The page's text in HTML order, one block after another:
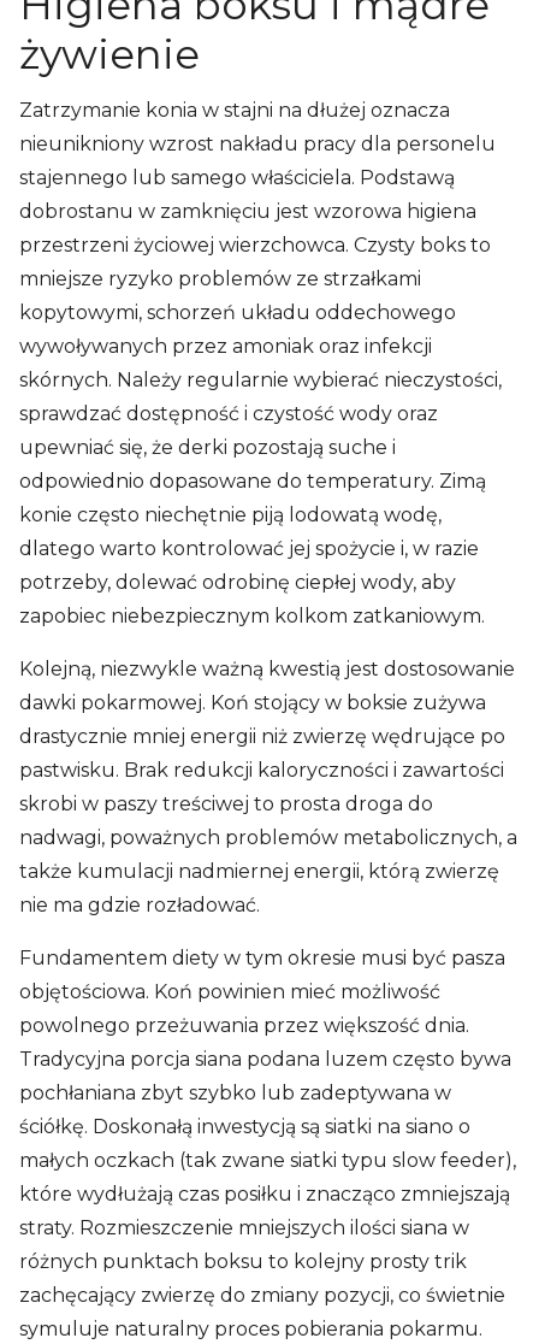
żywienie
Zatrzymanie konia w stajni na dłużej oznacza
nieunikniony wzrost nakładu pracy dla personelu
stajennego lub samego właściciela. Podstawą
dobrostanu w zamknięciu jest wzorowa higiena
przestrzeni życiowej wierzchowca. Czysty boks to
mniejsze ryzyko problemów ze strzałkami
kopytowymi, schorzeń układu oddechowego
wywoływanych przez amoniak oraz infekcji
skórnych. Należy regularnie wybierać nieczystości,
sprawdzać dostępność i czystość wody oraz
upewniać się, że derki pozostają suche i
odpowiednio dopasowane do temperatury. Zimą
konie często niechętnie piją lodowatą wodę,
dlatego warto kontrolować jej spożycie i, w razie
potrzeby, dolewać odrobinę ciepłej wody, aby
zapobiec niebezpiecznym kolkom zatkaniowym.
Kolejną, niezwykle ważną kwestią jest dostosowanie
dawki pokarmowej. Koń stojący w boksie zużywa
drastycznie mniej energii niż zwierzę wędrujące po
pastwisku. Brak redukcji kaloryczności i zawartości
skrobi w paszy treściwej to prosta droga do
nadwagi, poważnych problemów metabolicznych, a
także kumulacji nadmiernej energii, którą zwierzę
nie ma gdzie rozładować.
Fundamentem diety w tym okresie musi być pasza
objętościowa. Koń powinien mieć możliwość
powolnego przeżuwania przez większość dnia.
Tradycyjna porcja siana podana luzem często bywa
pochłaniana zbyt szybko lub zadeptywana w
ściółkę. Doskonałą inwestycją są siatki na siano o
małych oczkach (tak zwane siatki typu slow feeder),
które wydłużają czas posiłku i znacząco zmniejszają
straty. Rozmieszczenie mniejszych ilości siana w
różnych punktach boksu to kolejny prosty trik
zachęcający zwierzę do zmiany pozycji, co świetnie
symuluje naturalny proces pobierania pokarmu.